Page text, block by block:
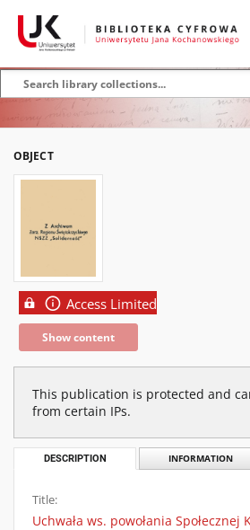
OBJECT
Access Limited
Show content
This publication is protected and
from certain IPs.
DESCRIPTION INFORMATION
Title:
Uchwała ws. powołania Społecznej